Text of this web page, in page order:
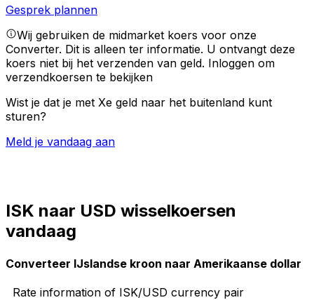
Gesprek plannen
Wij gebruiken de midmarket koers voor onze
Converter. Dit is alleen ter informatie. U ontvangt deze
koers niet bij het verzenden van geld. Inloggen om
verzendkoersen te bekijken
Wist je dat je met Xe geld naar het buitenland kunt
sturen?
Meld je vandaag aan
ISK naar USD wisselkoersen
vandaag
Converteer IJslandse kroon naar Amerikaanse dollar
Rate information of ISK/USD currency pair